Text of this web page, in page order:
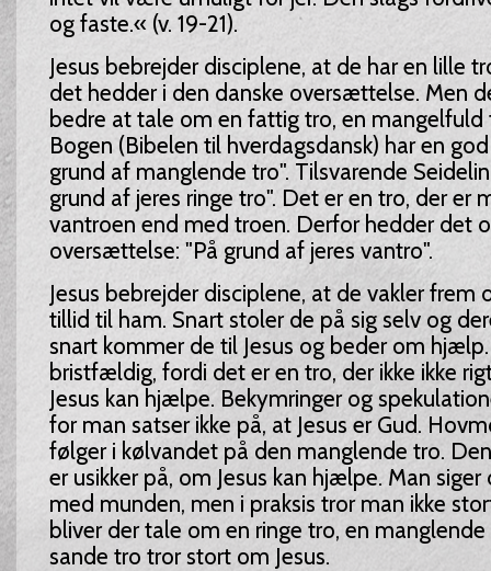
og faste.« (v. 19-21).
Jesus bebrejder disciplene, at de har en lille
det hedder i den danske oversættelse. Men
bedre at tale om en fattig tro, en mangelfuld
Bogen (Bibelen til hverdagsdansk) har en
grund af manglende tro". Tilsvarende
grund af jeres ringe tro". Det er en tro, der er
vantroen end med troen. Derfor hedder det
oversættelse: "På grund af jeres vantro".
Jesus bebrejder disciplene, at de vakler frem
tillid til ham. Snart stoler de på sig selv og
snart kommer de til Jesus og beder om
bristfældig, fordi det er en tro, der ikke ikke
Jesus kan hjælpe. Bekymringer og
for man satser ikke på, at Jesus er Gud.
følger i kølvandet på den manglende tro.
er usikker på, om Jesus kan hjælpe. Man siger
med munden, men i praksis tror man ikke
bliver der tale om en ringe tro, en
sande tro tror stort om Jesus.